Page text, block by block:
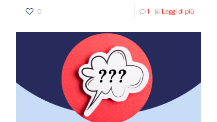
0 1 Leggi di più